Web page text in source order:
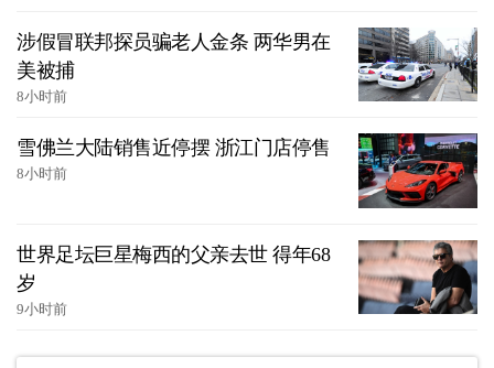
涉假冒联邦探员骗老人金条 两华男在
美被捕
8小时前
雪佛兰大陆销售近停摆 浙江门店停售
8小时前
世界足坛巨星梅西的父亲去世 得年68
岁
9小时前